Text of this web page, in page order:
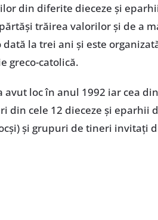
din diferite dieceze şi
trăirea valorilor şi de a
dată la trei ani şi este
greco-catolică.
avut loc în anul 1992 iar cea
din cele 12 dieceze şi eparhii
şi grupuri de tineri invitaţi